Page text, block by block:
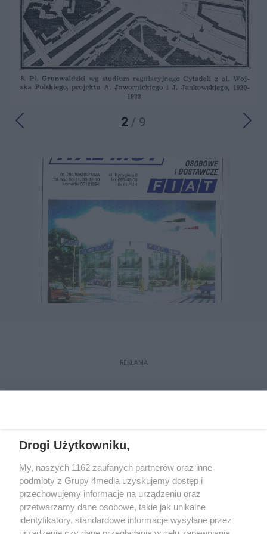
2 / 9
REKLAMA
Reklama Kontakt Regulamin
Dystrybucja
Regulamin prenumeraty
Polityka Prywatności
Drogi Użytkowniku,
My, naszych 1162 zaufanych partnerów oraz inne
podmioty z Grupy 4media uzyskujemy dostęp i
przechowujemy informacje na urządzeniu oraz
przetwarzamy dane osobowe, takie jak unikalne
identyfikatory, standardowe informacje wysyłane przez